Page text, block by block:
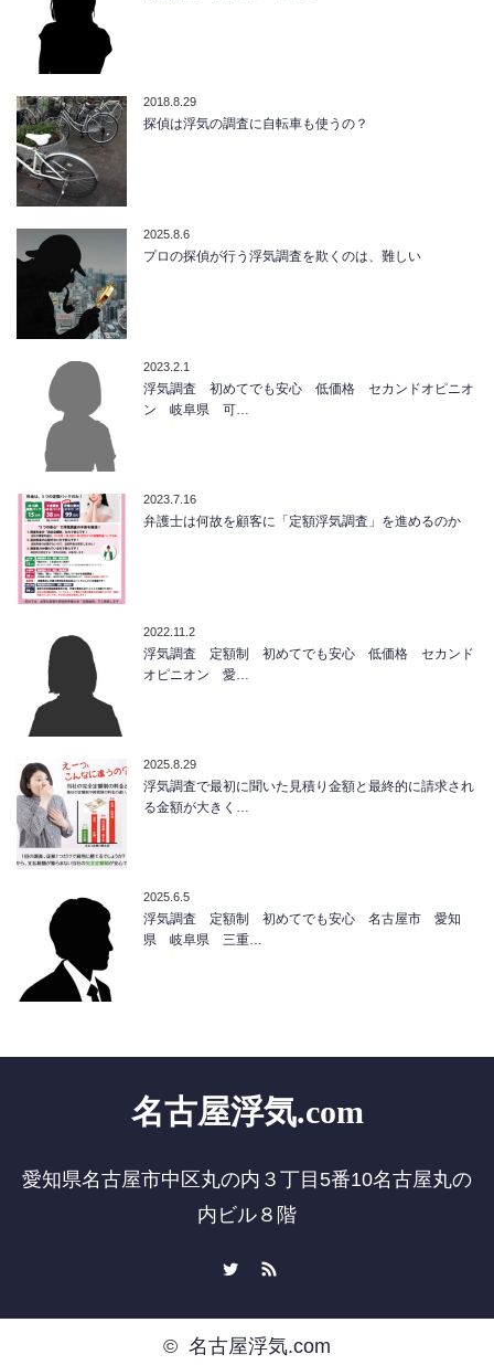
2018.8.29
探偵は浮気の調査に自転車も使うの？
2025.8.6
プロの探偵が行う浮気調査を欺くのは、難しい
2023.2.1
浮気調査 初めてでも安心 低価格 セカンドオピニオ
ン 岐阜県 可…
2023.7.16
弁護士は何故を顧客に「定額浮気調査」を進めるのか
2022.11.2
浮気調査 定額制 初めてでも安心 低価格 セカンド
オピニオン 愛…
2025.8.29
浮気調査で最初に聞いた見積り金額と最終的に請求され
る金額が大きく…
2025.6.5
浮気調査 定額制 初めてでも安心 名古屋市 愛知
県 岐阜県 三重…
名古屋浮気.com
愛知県名古屋市中区丸の内３丁目5番10名古屋丸の
内ビル８階
© 名古屋浮気.com